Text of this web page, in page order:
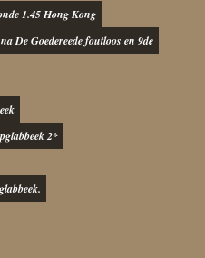
1.45 Hong Kong
De Goedereede foutloos en 9de
2*